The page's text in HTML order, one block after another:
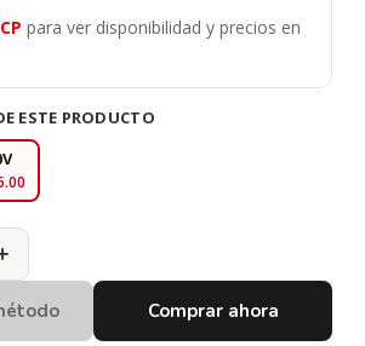
para ver disponibilidad y precios en
ESTE PRODUCTO
Comprar ahora